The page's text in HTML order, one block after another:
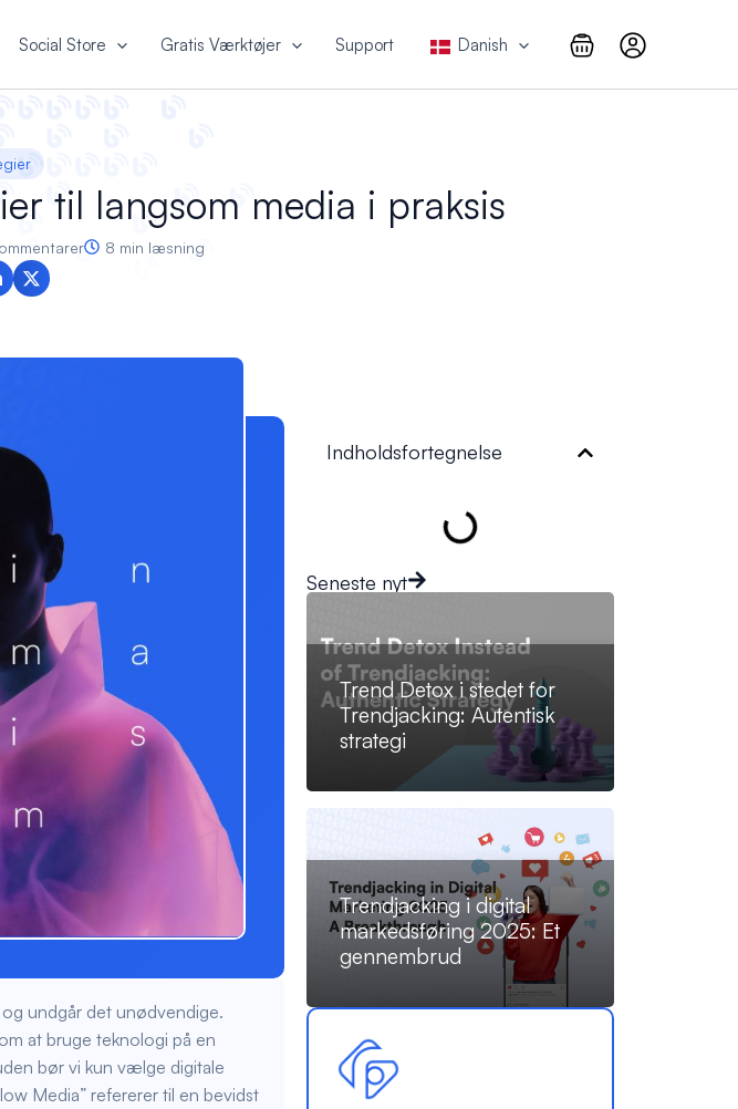
Social Store Gratis Værktøjer Support Danish
til langsom media i praksis
8 min læsning
undgår det unødvendige.
at bruge teknologi på en
bør vi kun vælge digitale
Media” refererer til en bevidst
Indholdsfortegnelse
Seneste nyt
Trend Detox i stedet for
Trendjacking: Autentisk
strategi
Trendjacking i digital
markedsføring 2025: Et
gennembrud